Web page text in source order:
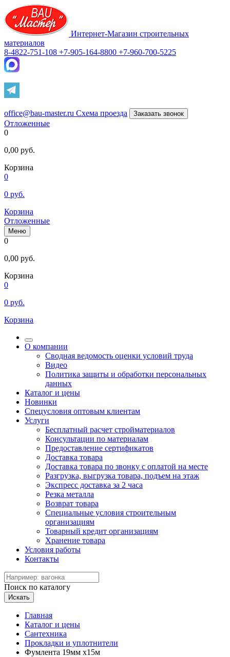
Интернет-Магазин строительных
материалов
8-4822-751-108 +7-905-164-8800 +7-960-700-5225
office@bau-master.ru Схема проезда Заказать звонок
Отложенные
0
0,00 руб.
Корзина
0
0 руб.
Корзина
Отложенные
Меню
0
0,00 руб.
Корзина
0
0 руб.
Корзина
О компании
Сводная ведомость оценки условий труда
Видео
Политика защиты и обработки персональных
данных
Каталог и цены
Новинки
Спецусловия оптовым клиентам
Услуги
Бесплатный расчет стройматериалов
Консультации по материалам
Предоставление сертификатов
Доставка товара
Доставка товара по звонку с оплатой на месте
Разгрузка, выгрузка товара, подъем на этаж
Экспресс доставка за 2 часа
Резка металла
Возврат товара
Специальные условия строительным
организациям
Товарный кредит организациям
Хранение товара
Условия работы
Контакты
Поиск по каталогу
Искать
Главная
Каталог и цены
Сантехника
Прокладки и уплотнители
Фумлента 19мм х15м